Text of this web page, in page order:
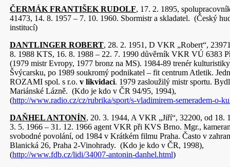
ČERMÁK FRANTIŠEK RUDOLF, 17. 2. 1895,
41473, 14. 8. 1957 – 7. 10. 1960. Sbormistr a skladatel. (Český
institucí)
DANTLINGER ROBERT, 28. 2. 1951, D VKR „Robert“,
8. 1988 KTS, 16. 8. 1988 – 22. 7. 1990 důvěrník VKR VÚ 6383
(1979 mistr Evropy, 1977 bronz na MS). 1984-89 trenér
Švýcarsku, po 1989 soukromý podnikatel – fit centrum Atletik.
ROZAMI spol. s r.o. v likvidaci. 1979 zasloužilý mistr sportu.
Mariánské Lázně. (Kdo je kdo v ČR 94/95, 1994),
(http://www.radio.cz/cz/rubrika/sport/s-vladimirem-semeradem-o-
DAŇHEL ANTONÍN, 20. 3. 1944, A VKR „Jiří“, 32200, od
3. 5. 1966 – 31. 12. 1966 agent VKR při KVS Brno. Mgr.,
svobodné povolání, od 1984 v Krátkém filmu Praha. Často v
Blanická 26, Praha 2-Vinohrady. (Kdo je kdo v ČR, 1998),
(http://www.fdb.cz/lidi/34007-antonin-danhel.html)